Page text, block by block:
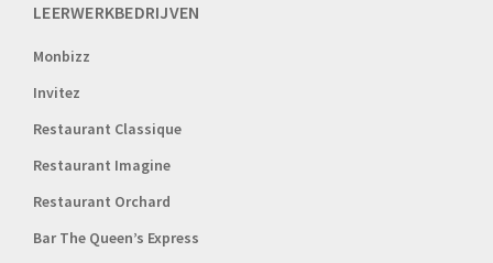
LEERWERKBEDRIJVEN
Monbizz
Invitez
Restaurant Classique
Restaurant Imagine
Restaurant Orchard
Bar The Queen’s Express